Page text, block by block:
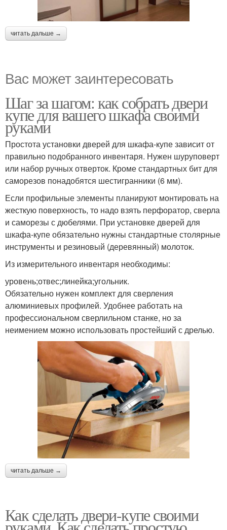
читать дальше →
Вас может заинтересовать
Шаг за шагом: как собрать двери
купе для вашего шкафа своими
руками
Простота установки дверей для шкафа-купе зависит от
правильно подобранного инвентаря. Нужен шуруповерт
или набор ручных отверток. Кроме стандартных бит для
саморезов понадобятся шестигранники (6 мм).
Если профильные элементы планируют монтировать на
жесткую поверхность, то надо взять перфоратор, сверла
и саморезы с дюбелями. При установке дверей для
шкафа-купе обязательно нужны стандартные столярные
инструменты и резиновый (деревянный) молоток.
Из измерительного инвентаря необходимы:
уровень;отвес;линейка;угольник.
Обязательно нужен комплект для сверления
алюминиевых профилей. Удобнее работать на
профессиональном сверлильном станке, но за
неимением можно использовать простейший с дрелью.
читать дальше →
Как сделать двери-купе своими